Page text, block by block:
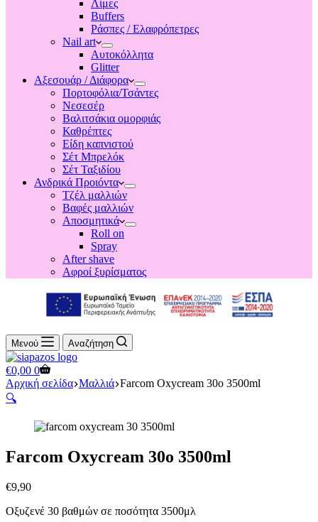
Λίμες
Buffers
Ράσπες / Ελαφρόπετρες
Nail art
Αυτοκόλλητα
Glitter
Αξεσουάρ / Διάφορα
Πορτοφόλια/Τσάντες
Νεσεσέρ
Βαλιτσάκια ομορφιάς
Καθρέπτες
Είδη καπνιστού
Σέτ Μπρελόκ
Σέτ Ταξιδίου
Ανδρικά Προιόντα
Τζέλ μαλλιών
Βαφές μαλλιών
Αποσμητικά
Roll on
Spray
After shave
Αφροί ξυρίσματος
Μενού Αναζήτηση
Shopping
cart
€0,00 0
Αρχική σελίδα Μαλλιά Farcom Oxycream 30o 3500ml
🔍
Farcom Oxycream 30o 3500ml
€9,90
Οξυζενέ 30 βαθμών σε ποσότητα 3500μλ